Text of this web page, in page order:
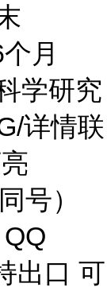
月
学研究
详情联
号）
出口 可